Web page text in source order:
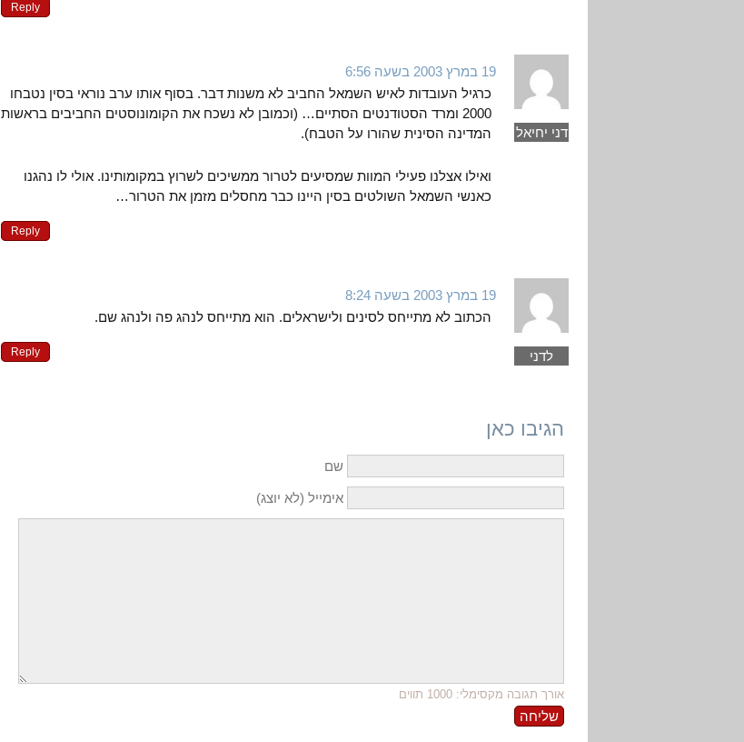
Reply
דני יחיאל
19 במרץ 2003 בשעה 6:56
כרגיל העובדות לאיש השמאל החביב לא משנות דבר. בסוף אותו ערב נוראי בסין נטבחו
2000 ומרד הסטודנטים הסתיים… (וכמובן לא נשכח את הקומונוסטים החביבים בראשות
המדינה הסינית שהורו על הטבח).
ואילו אצלנו פעילי המוות שמסיעים לטרור ממשיכים לשרוץ במקומותינו. אולי לו נהגנו
כאנשי השמאל השולטים בסין היינו כבר מחסלים מזמן את הטרור…
Reply
לדני
19 במרץ 2003 בשעה 8:24
הכתוב לא מתייחס לסינים ולישראלים. הוא מתייחס לנהג פה ולנהג שם.
Reply
הגיבו כאן
שם
אימייל (לא יוצג)
אורך תגובה מקסימלי: 1000 תווים